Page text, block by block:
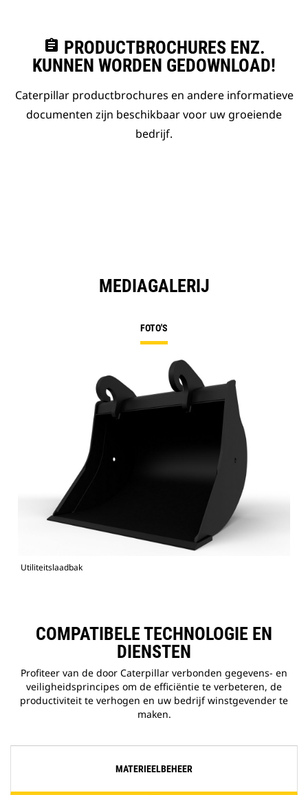
assignment PRODUCTBROCHURES ENZ.
KUNNEN WORDEN GEDOWNLOAD!
Caterpillar productbrochures en andere informatieve
documenten zijn beschikbaar voor uw groeiende
bedrijf.
MEDIAGALERIJ
FOTO'S
Utiliteitslaadbak
COMPATIBELE TECHNOLOGIE EN
DIENSTEN
Profiteer van de door Caterpillar verbonden gegevens- en
veiligheidsprincipes om de efficiëntie te verbeteren, de
productiviteit te verhogen en uw bedrijf winstgevender te
maken.
MATERIEELBEHEER